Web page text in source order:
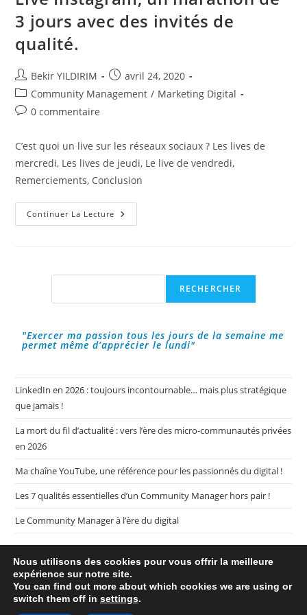
3 jours avec des invités de
qualité.
Auteur/autrice
de
la
publication :
Bekir YILDIRIM
Publication
publiée :
avril 24, 2020
Post
category:
Community Management / Marketing Digital
Commentaires
publication :
0 commentaire
C’est quoi un live sur les réseaux sociaux ? Les lives de
mercredi, Les lives de jeudi, Le live de vendredi,
Remerciements, Conclusion
Continuer La Lecture Live
Instagram,
Invités
RECHERCHER
"Exercer ma passion tous les jours de la semaine me
permet même d’apprécier le lundi"
LinkedIn en 2026 : toujours incontournable… mais plus stratégique
que jamais !
La mort du fil d’actualité : vers l’ère des micro-communautés privées
en 2026
Ma chaîne YouTube, une référence pour les passionnés du digital !
Les 7 qualités essentielles d’un Community Manager hors pair !
Le Community Manager à l’ère du digital
Plan de mon blog My CM Mag
Nous utilisons des cookies pour vous offrir la meilleure
expérience sur notre site.
You can find out more about which cookies we are using or
switch them off in settings.